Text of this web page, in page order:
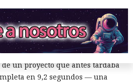
aproximadamente el 82%.
ya en la versión 16.1, lee el caché
y recompila solo los
han cambiado. Según pruebas de
un proyecto que antes tardaba
en 9,2 segundos — una